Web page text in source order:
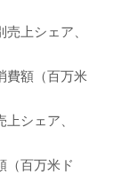
上シェア、
費額（百万米
シェア、
（百万米ド